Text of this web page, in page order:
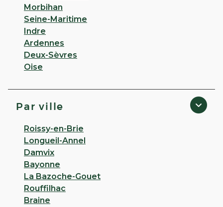
PHARMACIE GRANDE PORTE -
Tregueux
Ferme bientôt
1 PLACE DE LA GRANDE PORTE, 1 Rue Moncontour
CHOISIR CETTE PHARMACIE
PHARMACIE DE PLOUISY
Morbihan
Seine-Maritime
Indre
Ardennes
Deux-Sèvres
Oise
Par ville
Roissy-en-Brie
Longueil-Annel
Damvix
Bayonne
La Bazoche-Gouet
Rouffilhac
Braine